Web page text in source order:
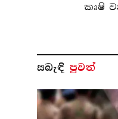
කෘෂි
සබැ​ඳි පුවත්